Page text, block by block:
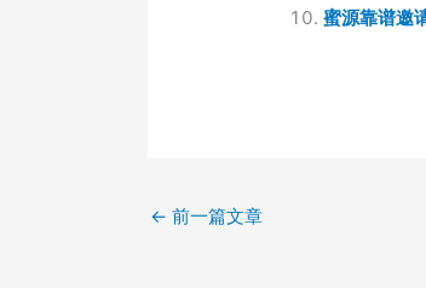
蜜源靠谱邀
← 前一篇文章